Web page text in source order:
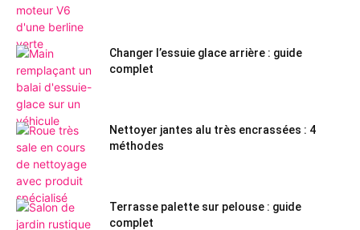
Changer l’essuie glace arrière : guide
complet
Nettoyer jantes alu très encrassées : 4
méthodes
Terrasse palette sur pelouse : guide
complet